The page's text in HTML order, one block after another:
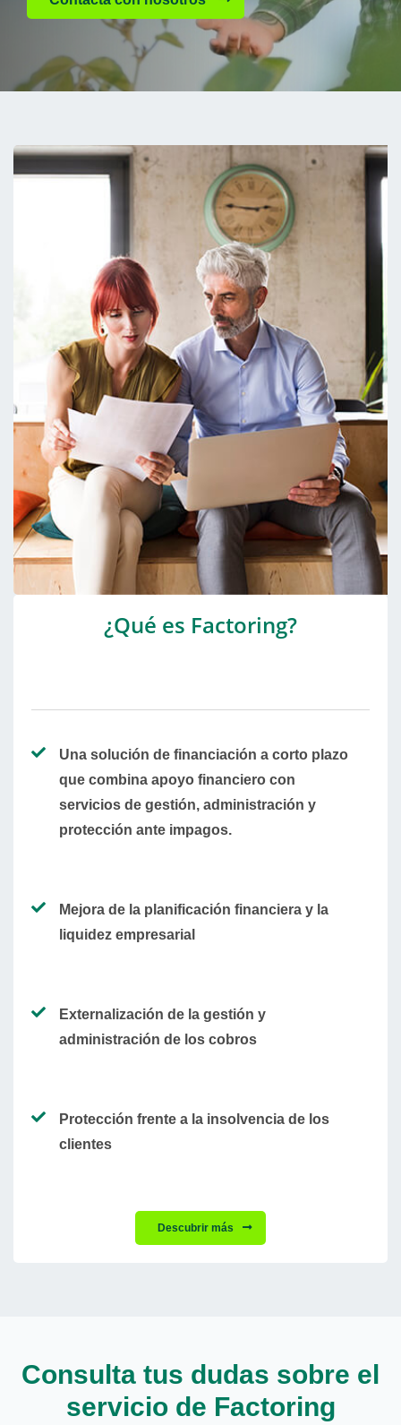
¿Qué es Factoring?
Una solución de financiación a corto plazo
que combina apoyo financiero con
servicios de gestión, administración y
protección ante impagos.
Mejora de la planificación financiera y la
liquidez empresarial
Externalización de la gestión y
administración de los cobros
Protección frente a la insolvencia de los
clientes
Descubrir más
Consulta tus dudas sobre el
servicio de Factoring